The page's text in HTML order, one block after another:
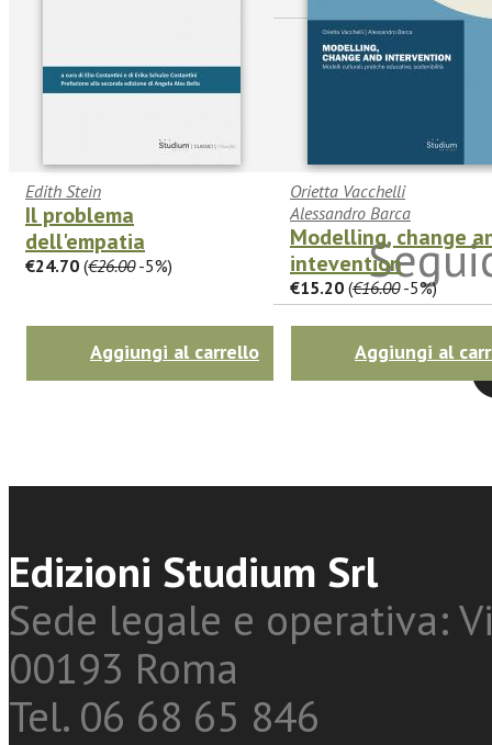
Edith Stein
Il problema
dell'empatia
€24.70 (€26.00-5%)
Aggiungi al carrello
Orietta Vacchelli
Alessandro Barca
Modelling, change
intevention
€15.20 (€16.00-5%)
Aggiungi al
Edizioni Studium Srl
Sede legale e operativa:
00193 Roma
Tel. 06 68 65 846